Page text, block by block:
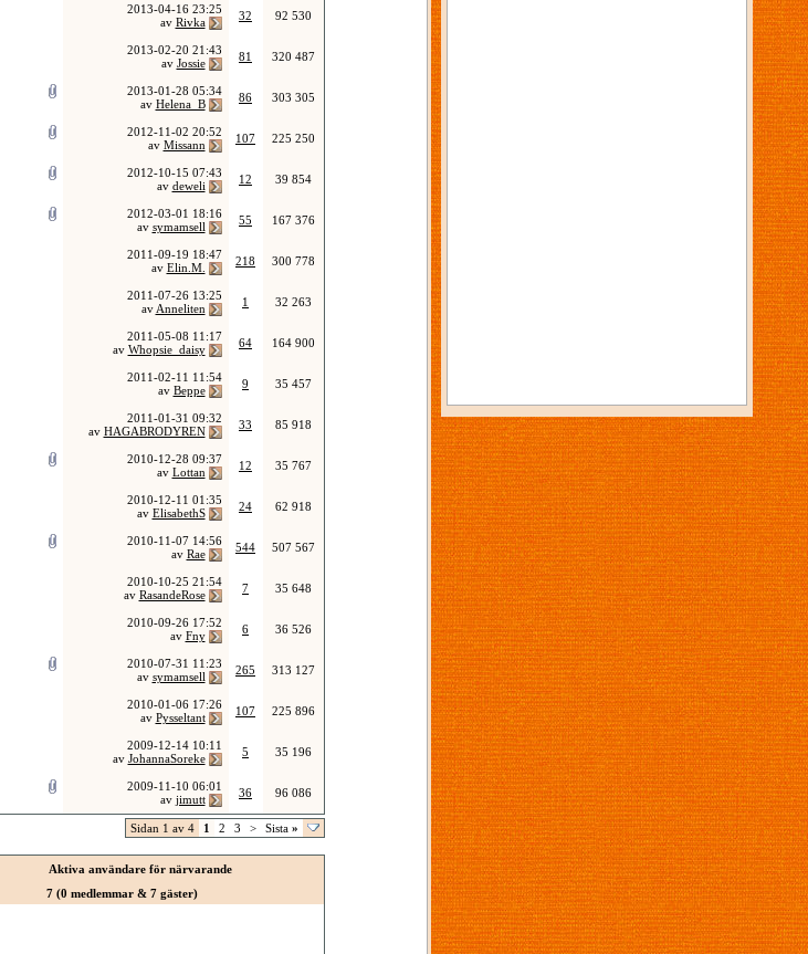
2013-04-16 23:25
av Rivka 32 92 530
2013-02-20 21:43
av Jossie 81 320 487
2013-01-28 05:34
av Helena_B 86 303 305
2012-11-02 20:52
av Missann 107 225 250
2012-10-15 07:43
av deweli 12 39 854
2012-03-01 18:16
av symamsell 55 167 376
2011-09-19 18:47
av Elin.M. 218 300 778
2011-07-26 13:25
av Anneliten 1 32 263
2011-05-08 11:17
av Whopsie_daisy 64 164 900
2011-02-11 11:54
av Beppe 9 35 457
2011-01-31 09:32
av HAGABRODYREN 33 85 918
2010-12-28 09:37
av Lottan 12 35 767
2010-12-11 01:35
av ElisabethS 24 62 918
2010-11-07 14:56
av Rae 544 507 567
2010-10-25 21:54
av RasandeRose 7 35 648
2010-09-26 17:52
av Fny 6 36 526
2010-07-31 11:23
av symamsell 265 313 127
2010-01-06 17:26
av Pysseltant 107 225 896
2009-12-14 10:11
av JohannaSoreke 5 35 196
2009-11-10 06:01
av jimutt 36 96 086
Sidan 1 av 4 1 2 3 > Sista »
Aktiva användare för närvarande
7 (0 medlemmar & 7 gäster)